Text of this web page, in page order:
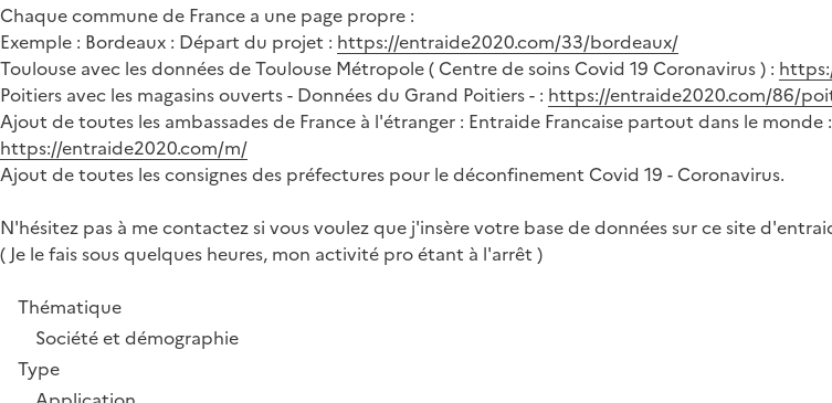
Chaque commune de France a une page propre :
Exemple : Bordeaux : Départ du projet : https://entraide2020.com/33/bordeaux/
Toulouse avec les données de Toulouse Métropole ( Centre de soins Covid 19 Coronavirus ) :
Poitiers avec les magasins ouverts - Données du Grand Poitiers - : https://entraide2020.com/86/
Ajout de toutes les ambassades de France à l'étranger : Entraide Francaise partout dans le monde :
https://entraide2020.com/m/
Ajout de toutes les consignes des préfectures pour le déconfinement Covid 19 - Coronavirus.
N'hésitez pas à me contactez si vous voulez que j'insère votre base de données sur ce site
( Je le fais sous quelques heures, mon activité pro étant à l'arrêt )
Thématique
Société et démographie
Type